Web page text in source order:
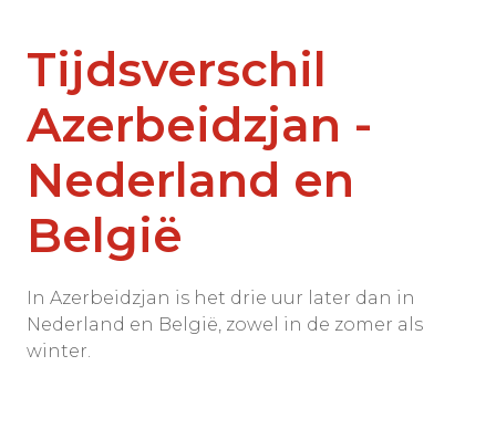
Tijdsverschil
Azerbeidzjan -
Nederland en
België
In Azerbeidzjan is het drie uur later dan in
Nederland en België, zowel in de zomer als
winter.